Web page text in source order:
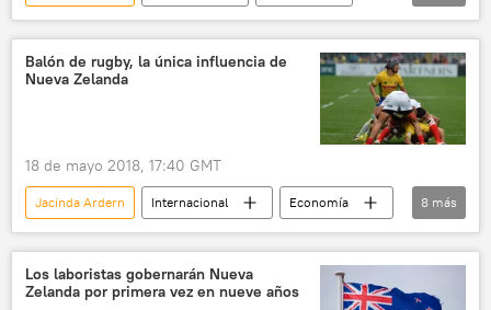
Nueva Zelanda
Asamblea General de la ONU
bebé
noticias
Balón de rugby, la única influencia de
Nueva Zelanda
18 de mayo 2018, 17:40 GMT
Jacinda Ardern Internacional
Economía
🌏 Australia y Oceanía
China
Nueva Zelanda
Fiyi
influencia
rugby
🌏 Asia noticias
8 más
Los laboristas gobernarán Nueva
Zelanda por primera vez en nueve años